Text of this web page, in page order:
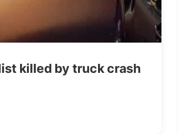
killed by truck crash